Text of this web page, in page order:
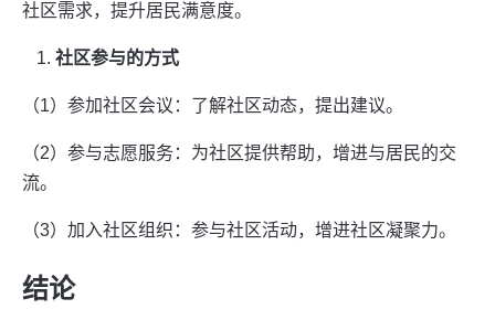
社区需求，提升居民满意度。
社区参与的方式
（1）参加社区会议：了解社区动态，提出建议。
（2）参与志愿服务：为社区提供帮助，增进与居民的交
流。
（3）加入社区组织：参与社区活动，增进社区凝聚力。
结论